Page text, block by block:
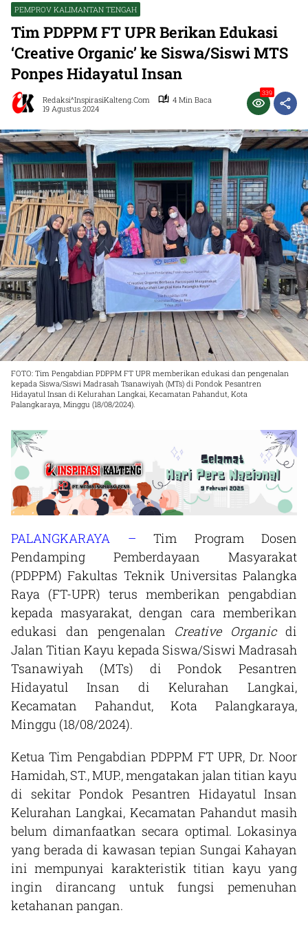
PEMPROV KALIMANTAN TENGAH
Tim PDPPM FT UPR Berikan Edukasi
‘Creative Organic’ ke Siswa/Siswi MTS
Ponpes Hidayatul Insan
Redaksi^InspirasiKalteng.com
4 Min Baca
19 Agustus 2024
339
FOTO: Tim Pengabdian PDPPM FT UPR memberikan edukasi dan pengenalan
kepada Siswa/Siswi Madrasah Tsanawiyah (MTs) di Pondok Pesantren
Hidayatul Insan di Kelurahan Langkai, Kecamatan Pahandut, Kota
Palangkaraya, Minggu (18/08/2024).
PALANGKARAYA – Tim Program Dosen
Pendamping Pemberdayaan Masyarakat
(PDPPM) Fakultas Teknik Universitas Palangka
Raya (FT-UPR) terus memberikan pengabdian
kepada masyarakat, dengan cara memberikan
edukasi dan pengenalan Creative Organicdi
Jalan Titian Kayu kepada Siswa/Siswi Madrasah
Tsanawiyah (MTs) di Pondok Pesantren
Hidayatul Insan di Kelurahan Langkai,
Kecamatan Pahandut, Kota Palangkaraya,
Minggu (18/08/2024).
Ketua Tim Pengabdian PDPPM FT UPR, Dr. Noor
Hamidah, ST., MUP., mengatakan jalan titian kayu
di sekitar Pondok Pesantren Hidayatul Insan
Kelurahan Langkai, Kecamatan Pahandut masih
belum dimanfaatkan secara optimal. Lokasinya
yang berada di kawasan tepian Sungai Kahayan
ini mempunyai karakteristik titian kayu yang
ingin dirancang untuk fungsi pemenuhan
ketahanan pangan.